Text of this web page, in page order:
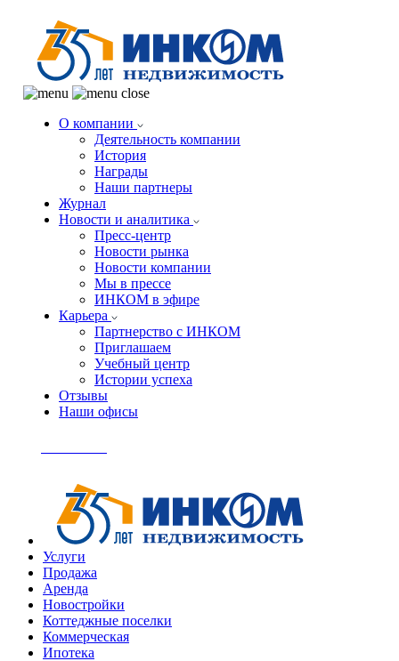
О компании
Деятельность компании
История
Награды
Наши партнеры
Журнал
Новости и аналитика
Пресс-центр
Новости рынка
Новости компании
Мы в прессе
ИНКОМ в эфире
Карьера
Партнерство с ИНКОМ
Приглашаем
Учебный центр
Истории успеха
Отзывы
Наши офисы
Услуги
Продажа
Аренда
Новостройки
Коттеджные поселки
Коммерческая
Ипотека